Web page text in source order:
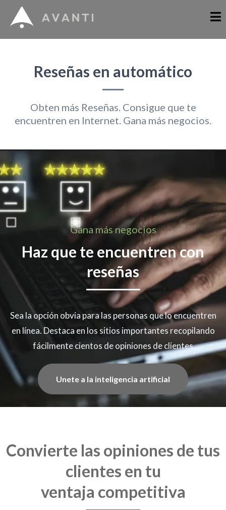
Reseñas en automático
Obten más Reseñas. Consigue que te
encuentren en Internet. Gana más negocios.
Gana más negocios
Haz que te encuentren con
reseñas
Sea la opción obvia para las personas que lo encuentren
en línea. Destaca en los sitios importantes recopilando
fácilmente cientos de opiniones de clientes
Unete a la inteligencia artificial
Convierte las opiniones de tus
clientes en tu
ventaja competitiva